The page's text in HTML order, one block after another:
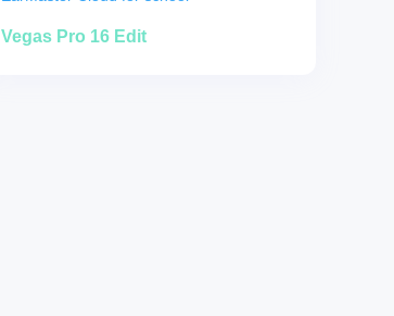
Vegas Pro 16 Edit